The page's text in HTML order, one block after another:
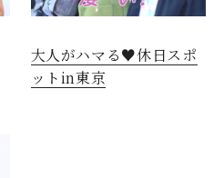
大人がハマる♥休日スポ
ットin東京